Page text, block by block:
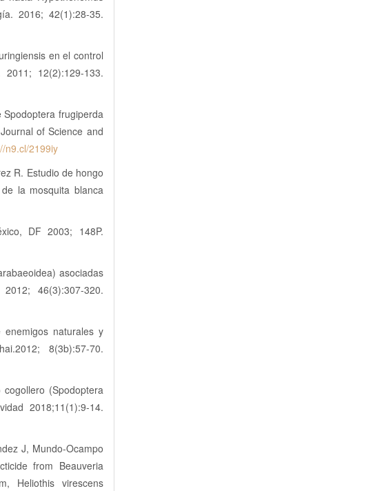
2016; 42(1):28-35.
en el control
12(2):129-133.
frugiperda
of Science and
n9.cl/2199iy
R. Estudio de hongo
la mosquita blanca
DF 2003; 148P.
asociadas
46(3):307-320.
enemigos naturales y
8(3b):57-70.
(Spodoptera
2018;11(1):9-14.
J, Mundo-Ocampo
from Beauveria
Heliothis virescens